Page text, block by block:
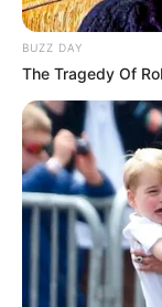
BUZZ DAY
The Tragedy Of